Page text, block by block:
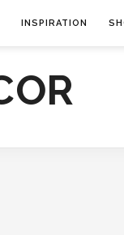
INSPIRATION